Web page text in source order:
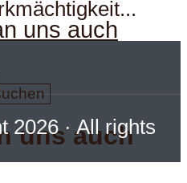
uns auch
uns auch
2026 · All rights